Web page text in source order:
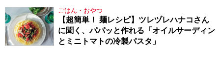
ごはん・おやつ
【超簡単！ 麺レシピ】ツレヅレハナコさん
に聞く、パパッと作れる「オイルサーディン
とミニトマトの冷製パスタ」